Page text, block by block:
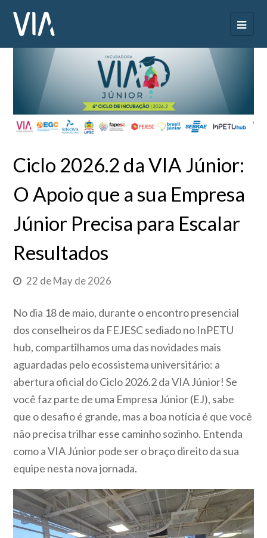
Ciclo 2026.2 da VIA Júnior:
O Apoio que a sua Empresa
Júnior Precisa para Escalar
Resultados
22 de May de 2026
No dia 18 de maio, durante o encontro presencial
dos conselheiros da FEJESC sediado no InPETU
hub, compartilhamos uma das novidades mais
aguardadas pelo ecossistema universitário: a
abertura oficial do Ciclo 2026.2 da VIA Júnior! Se
você faz parte de uma Empresa Júnior (EJ), sabe
que o desafio é grande, mas a boa notícia é que você
não precisa trilhar esse caminho sozinho. Entenda
como a VIA Júnior pode ser o braço direito da sua
equipe nesta nova jornada.